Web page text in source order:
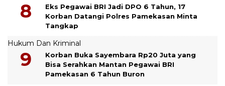
Eks Pegawai BRI Jadi DPO 6 Tahun, 17
Korban Datangi Polres Pamekasan Minta
Tangkap
Hukum Dan Kriminal
Korban Buka Sayembara Rp20 Juta yang
Bisa Serahkan Mantan Pegawai BRI
Pamekasan 6 Tahun Buron